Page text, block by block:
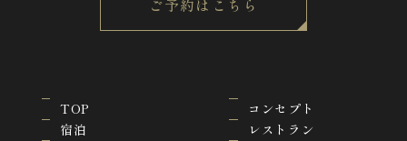
TOP
コンセプト
宿泊
レストラン